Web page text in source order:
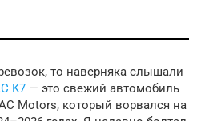
то наверняка слышали
K7 — это свежий автомобиль
Motors, который ворвался на